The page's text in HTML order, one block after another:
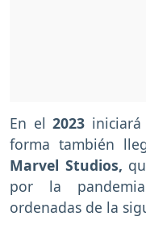
En el2023 iniciará
forma también
Marvel Studios,
por la
ordenadas de la